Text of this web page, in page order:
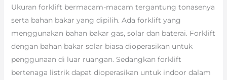
Ukuran forklift bermacam-macam tergantung tonasenya
serta bahan bakar yang dipilih. Ada forklift yang
menggunakan bahan bakar gas, solar dan baterai. Forklift
dengan bahan bakar solar biasa dioperasikan untuk
penggunaan di luar ruangan. Sedangkan forklift
bertenaga listrik dapat dioperasikan untuk indoor dalam